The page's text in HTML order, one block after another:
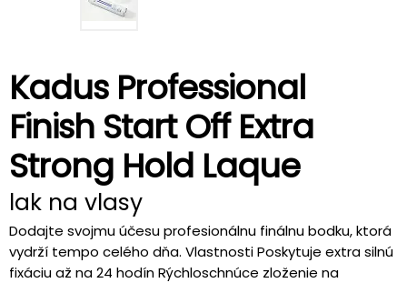
Kadus Professional
Finish Start Off Extra
Strong Hold Laque
lak na vlasy
Dodajte svojmu účesu profesionálnu finálnu bodku, ktorá
vydrží tempo celého dňa. Vlastnosti Poskytuje extra silnú
fixáciu až na 24 hodín Rýchloschnúce zloženie na